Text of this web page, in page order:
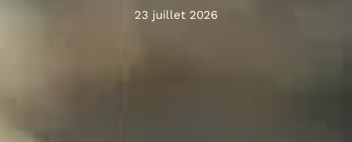
23 juillet 2026